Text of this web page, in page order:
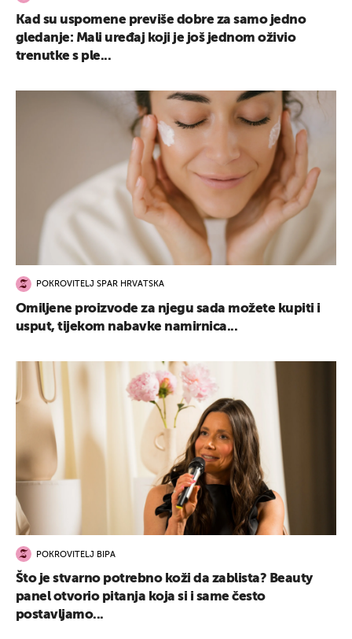
Kad su uspomene previše dobre za samo jedno
gledanje: Mali uređaj koji je još jednom oživio
trenutke s ple...
POKROVITELJ SPAR HRVATSKA
Omiljene proizvode za njegu sada možete kupiti i
usput, tijekom nabavke namirnica...
POKROVITELJ BIPA
Što je stvarno potrebno koži da zablista? Beauty
panel otvorio pitanja koja si i same često
postavljamo...